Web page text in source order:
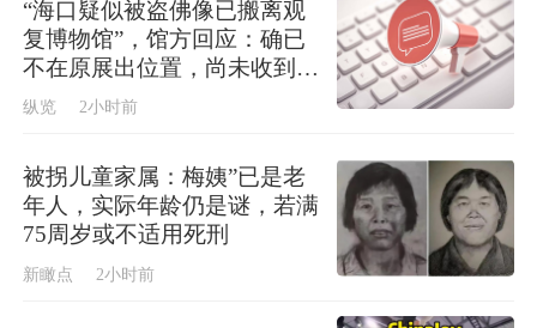
“海口疑似被盗佛像已搬离观
复博物馆”，馆方回应：确已
不在原展出位置，尚未收到文
物部门最终结论
纵览 2小时前
被拐儿童家属：梅姨”已是老
年人，实际年龄仍是谜，若满
75周岁或不适用死刑
新瞰点 2小时前